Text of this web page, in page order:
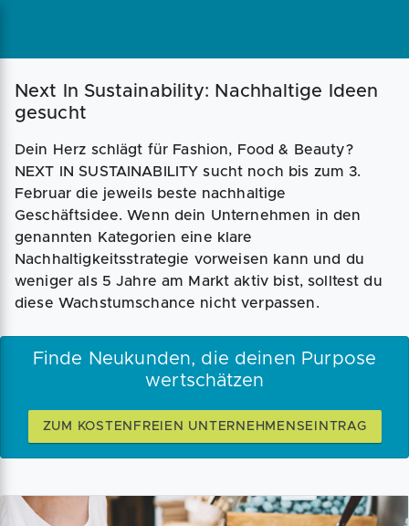
Next In Sustainability: Nachhaltige Ideen
gesucht
Dein Herz schlägt für Fashion, Food & Beauty?
NEXT IN SUSTAINABILITY sucht noch bis zum 3.
Februar die jeweils beste nachhaltige
Geschäftsidee. Wenn dein Unternehmen in den
genannten Kategorien eine klare
Nachhaltigkeitsstrategie vorweisen kann und du
weniger als 5 Jahre am Markt aktiv bist, solltest du
diese Wachstumschance nicht verpassen.
Finde Neukunden, die deinen Purpose
wertschätzen
ZUM KOSTENFREIEN UNTERNEHMENSEINTRAG